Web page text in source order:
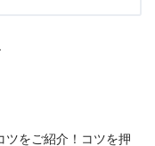
ツをご紹介！コツを押